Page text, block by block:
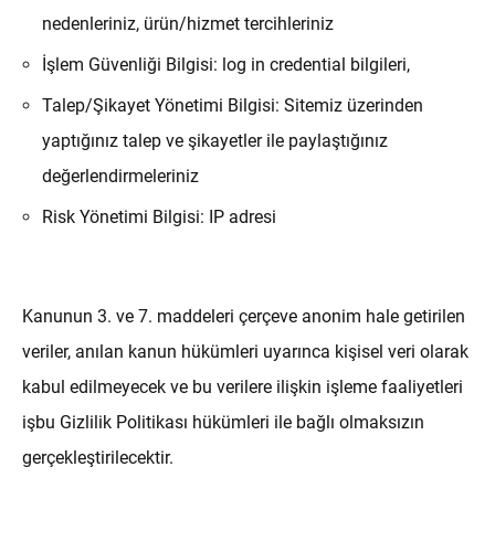
nedenleriniz, ürün/hizmet tercihleriniz
İşlem Güvenliği Bilgisi: log in credential bilgileri,
Talep/Şikayet Yönetimi Bilgisi: Sitemiz üzerinden
yaptığınız talep ve şikayetler ile paylaştığınız
değerlendirmeleriniz
Risk Yönetimi Bilgisi: IP adresi
Kanunun 3. ve 7. maddeleri çerçeve anonim hale getirilen
veriler, anılan kanun hükümleri uyarınca kişisel veri olarak
kabul edilmeyecek ve bu verilere ilişkin işleme faaliyetleri
işbu Gizlilik Politikası hükümleri ile bağlı olmaksızın
gerçekleştirilecektir.